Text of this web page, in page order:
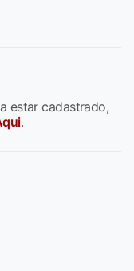
estar cadastrado,
.